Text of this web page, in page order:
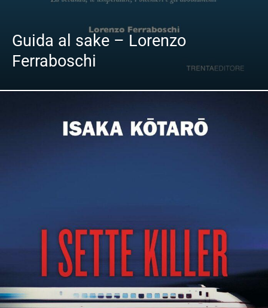
Guida al sake – Lorenzo
Ferraboschi